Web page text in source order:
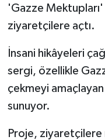
'Gazze Mektupları'
ziyaretçilere açtı.
İnsani hikâyeleri
sergi, özellikle
çekmeyi
sunuyor.
Proje,